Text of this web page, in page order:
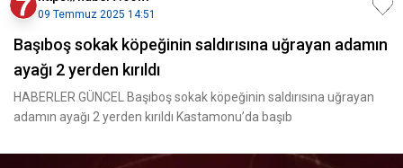
09 Temmuz 2025 14:51
Başıboş sokak köpeğinin saldırısına uğrayan adamın
ayağı 2 yerden kırıldı
HABERLER GÜNCEL Başıboş sokak köpeğinin saldırısına uğrayan
adamın ayağı 2 yerden kırıldı Kastamonu’da başıb